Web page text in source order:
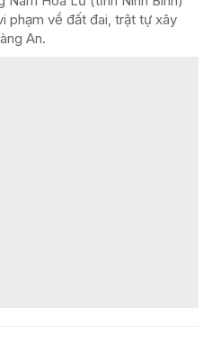
phạm về đất đai, trật tự xây
An.